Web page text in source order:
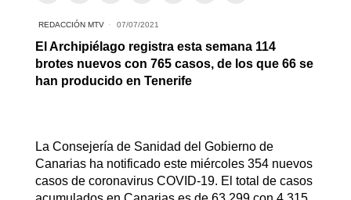
REDACCIÓN MTV 07/07/2021
El Archipiélago registra esta semana 114
brotes nuevos con 765 casos, de los que 66 se
han producido en Tenerife
La Consejería de Sanidad del Gobierno de
Canarias ha notificado este miércoles 354 nuevos
casos de coronavirus COVID-19. El total de casos